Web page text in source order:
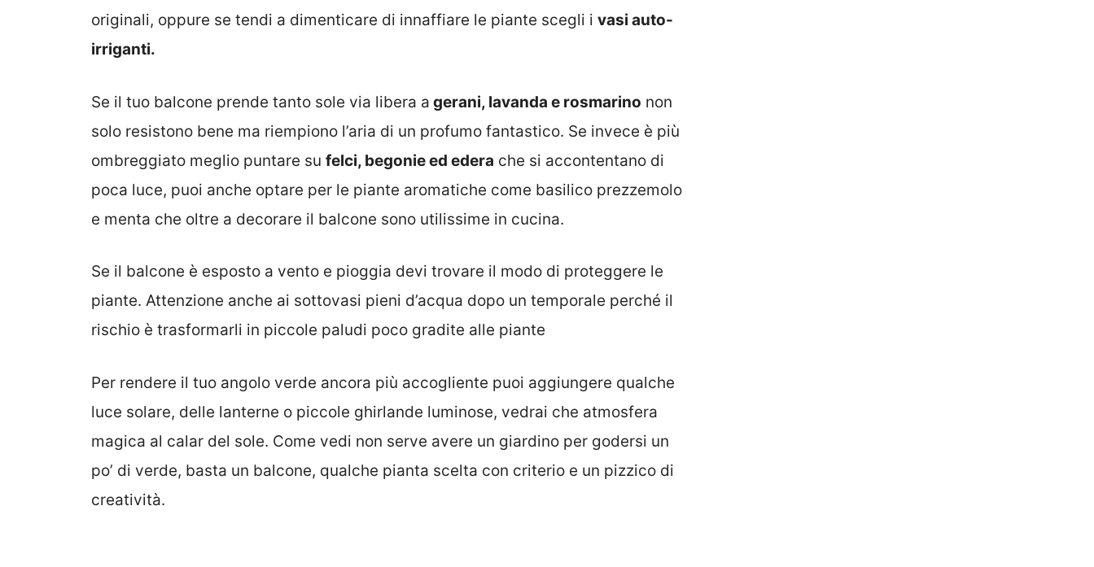
originali, oppure se tendi a dimenticare di innaffiare le piante scegli i vasi auto-
irriganti.
Se il tuo balcone prende tanto sole via libera a gerani, lavanda e rosmarino non
solo resistono bene ma riempiono l’aria di un profumo fantastico. Se invece è più
ombreggiato meglio puntare su felci, begonie ed edera che si accontentano di
poca luce, puoi anche optare per le piante aromatiche come basilico prezzemolo
e menta che oltre a decorare il balcone sono utilissime in cucina.
Se il balcone è esposto a vento e pioggia devi trovare il modo di proteggere le
piante. Attenzione anche ai sottovasi pieni d’acqua dopo un temporale perché il
rischio è trasformarli in piccole paludi poco gradite alle piante
Per rendere il tuo angolo verde ancora più accogliente puoi aggiungere qualche
luce solare, delle lanterne o piccole ghirlande luminose, vedrai che atmosfera
magica al calar del sole. Come vedi non serve avere un giardino per godersi un
po’ di verde, basta un balcone, qualche pianta scelta con criterio e un pizzico di
creatività.